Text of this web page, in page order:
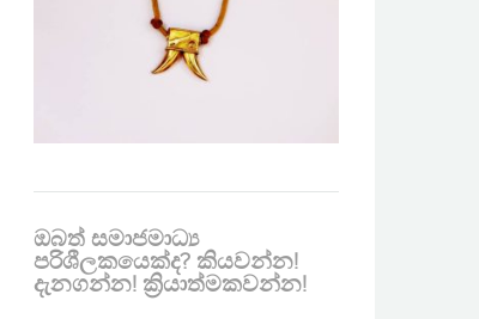
ඔබත් සමාජමාධ්‍ය
පරිශීලකයෙක්ද? කියවන්න!
දැනගන්න! ක්‍රියාත්මකවන්න!